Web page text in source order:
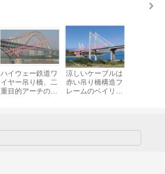
ハイウェー鉄道ワ
イヤー吊り橋、二
重目的アーチの吊
涼しいケーブルは
赤い吊り橋構造フ
レームのベイリー